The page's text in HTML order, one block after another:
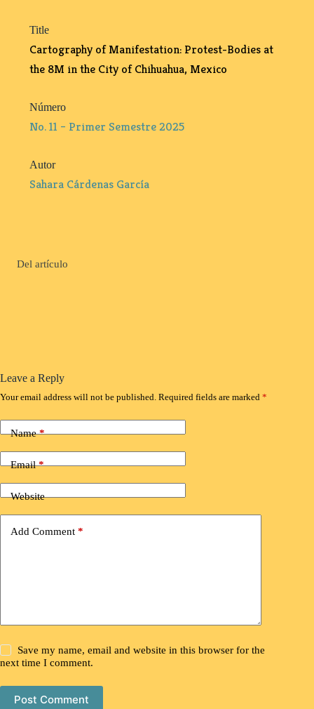
Title
Cartography of Manifestation: Protest-Bodies at
the 8M in the City of Chihuahua, Mexico
Número
No. 11 – Primer Semestre 2025
Autor
Sahara Cárdenas García
Del artículo
Leave a Reply
Your email address will not be published. Required fields are marked *
Name*
Email*
Website
Add Comment *
Save my name, email and website in this browser for the
next time I comment.
Post Comment